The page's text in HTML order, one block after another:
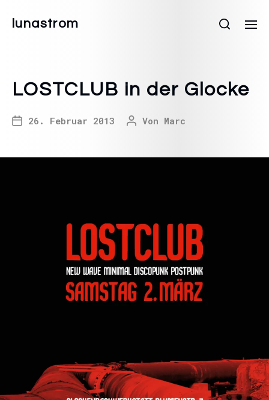
lunastrom
LOSTCLUB in der Glocke
26. Februar 2013 Von Marc